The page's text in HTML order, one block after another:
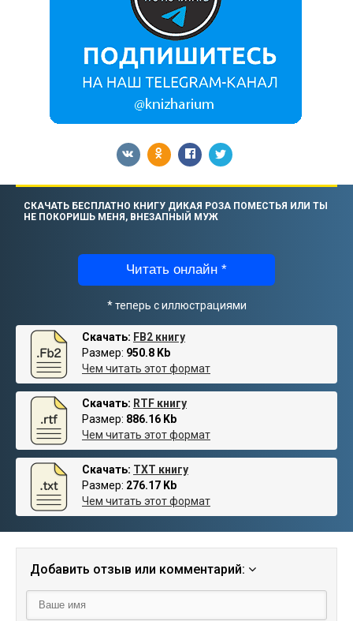
СКАЧАТЬ БЕСПЛАТНО КНИГУ ДИКАЯ РОЗА ПОМЕСТЬЯ ИЛИ ТЫ
НЕ ПОКОРИШЬ МЕНЯ, ВНЕЗАПНЫЙ МУЖ
Читать онлайн *
* теперь с иллюстрациями
Скачать: FB2 книгу
Размер: 950.8 Kb
Чем читать этот формат
Скачать: RTF книгу
Размер: 886.16 Kb
Чем читать этот формат
Скачать: TXT книгу
Размер: 276.17 Kb
Чем читать этот формат
Добавить отзыв или комментарий: